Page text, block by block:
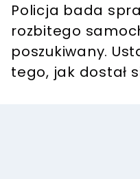
Policja bada
rozbitego
poszukiwany.
tego, jak dostał